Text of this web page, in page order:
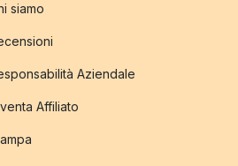
siamo
Aziendale
Affiliato